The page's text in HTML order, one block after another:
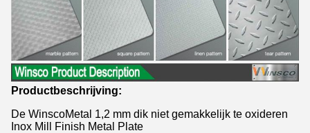
Productbeschrijving:
De WinscoMetal 1,2 mm dik niet gemakkelijk te oxideren
Inox Mill Finish Metal Plate